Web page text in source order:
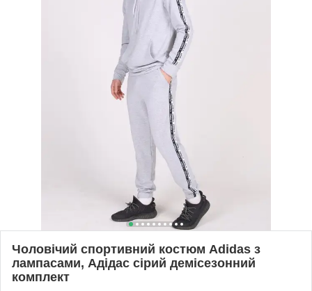
Чоловічий спортивний костюм Adidas з
лампасами, Адідас сірий демісезонний
комплект